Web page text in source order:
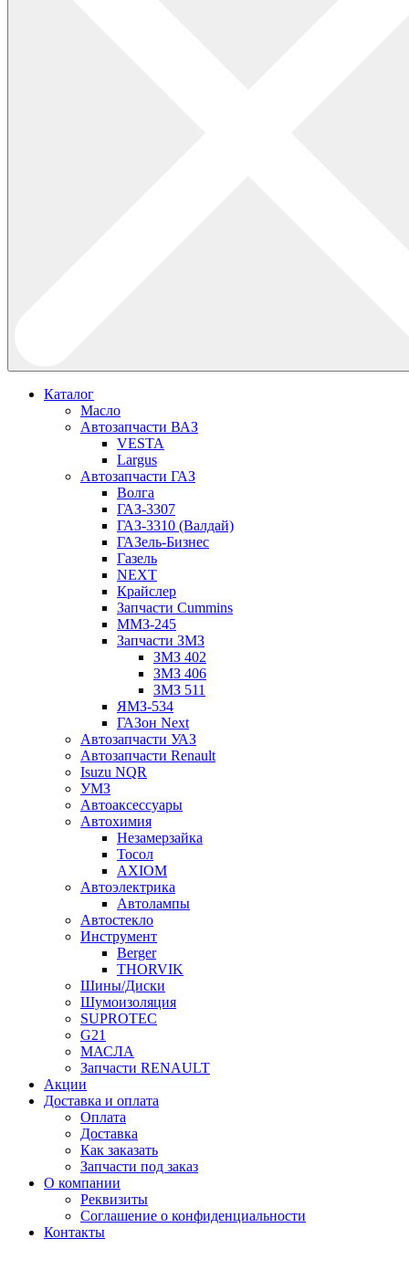
Каталог
Масло
Автозапчасти ВАЗ
VESTA
Largus
Автозапчасти ГАЗ
Волга
ГАЗ-3307
ГАЗ-3310 (Валдай)
ГАЗель-Бизнес
Газель
NEXT
Крайслер
Запчасти Cummins
ММЗ-245
Запчасти ЗМЗ
ЗМЗ 402
ЗМЗ 406
ЗМЗ 511
ЯМЗ-534
ГАЗон Next
Автозапчасти УАЗ
Автозапчасти Renault
Isuzu NQR
УМЗ
Автоаксессуары
Автохимия
Незамерзайка
Тосол
AXIOM
Автоэлектрика
Автолампы
Автостекло
Инструмент
Berger
THORVIK
Шины/Диски
Шумоизоляция
SUPROTEC
G21
МАСЛА
Запчасти RENAULT
Акции
Доставка и оплата
Оплата
Доставка
Как заказать
Запчасти под заказ
О компании
Реквизиты
Соглашение о конфиденциальности
Контакты